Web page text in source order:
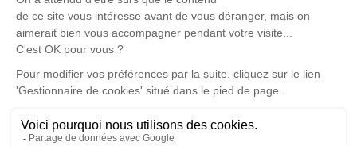
4.9/5 – 104 avis
Nos Services
Organiser des Obsèques
Monuments funéraires
Services aux familles
Liens utiles
Avis de décès
Demande de rendez-vous en
agence
Politique de traitement des données personnelles